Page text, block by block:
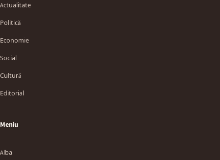
Actualitate
Politică
Economie
Social
Cultură
Editorial
Meniu
Alba